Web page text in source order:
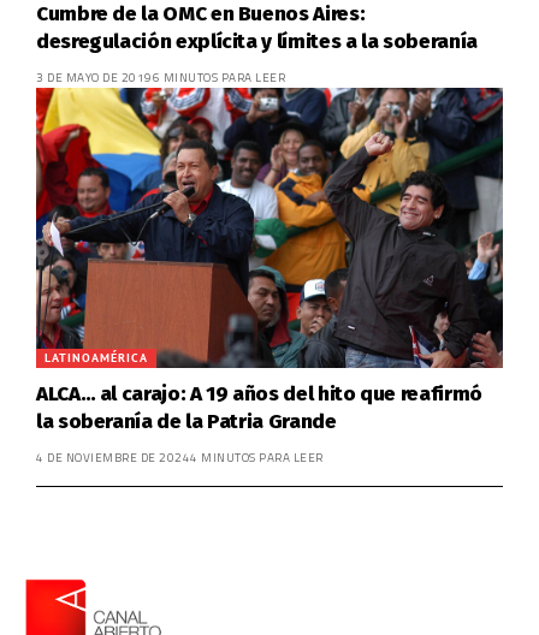
Cumbre de la OMC en Buenos Aires:
desregulación explícita y límites a la soberanía
3 DE MAYO DE 20196 MINUTOS PARA LEER
LATINOAMÉRICA
ALCA… al carajo: A 19 años del hito que reafirmó
la soberanía de la Patria Grande
4 DE NOVIEMBRE DE 20244 MINUTOS PARA LEER